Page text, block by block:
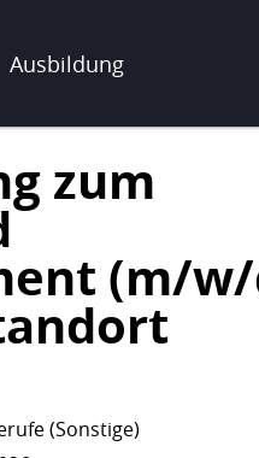
Ausbildung
zum
(m/
(Sonstige)